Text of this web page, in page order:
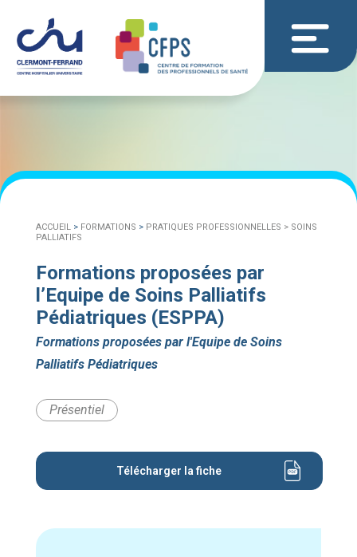
ACCUEIL> FORMATIONS > PRATIQUES PROFESSIONNELLES > SOINS
PALLIATIFS
Formations proposées par
l’Equipe de Soins Palliatifs
Pédiatriques (ESPPA)
Formations proposées par l'Equipe de Soins
Palliatifs Pédiatriques
Présentiel
Télécharger la fiche